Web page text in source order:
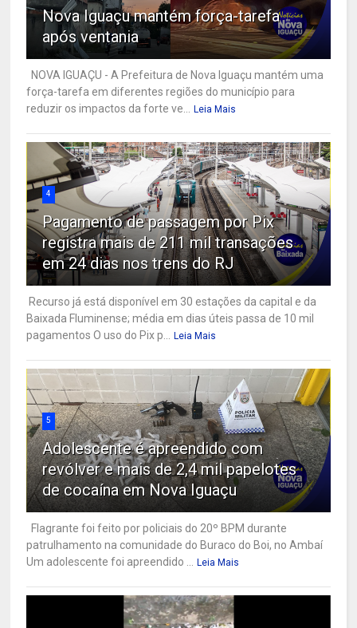
Nova Iguaçu mantém força-tarefa
após ventania
NOVA IGUAÇU - A Prefeitura de Nova Iguaçu mantém uma
força-tarefa em diferentes regiões do município para
reduzir os impactos da forte ve... Leia Mais
4
Pagamento de passagem por Pix
registra mais de 211 mil transações
em 24 dias nos trens do RJ
Recurso já está disponível em 30 estações da capital e da
Baixada Fluminense; média em dias úteis passa de 10 mil
pagamentos O uso do Pix p... Leia Mais
5
Adolescente é apreendido com
revólver e mais de 2,4 mil papelotes
de cocaína em Nova Iguaçu
Flagrante foi feito por policiais do 20º BPM durante
patrulhamento na comunidade do Buraco do Boi, no Ambaí
Um adolescente foi apreendido ... Leia Mais